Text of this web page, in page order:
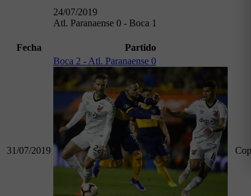
24/07/2019
Atl. Paranaense 0 - Boca 1
Fecha Partido
31/07/2019
Boca 2 - Atl. Paranaense 0